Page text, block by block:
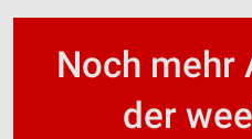
Noch mehr
der